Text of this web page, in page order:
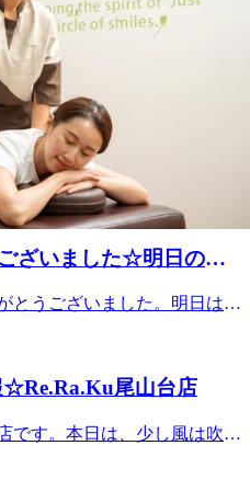
尾山台店
です。今日からお盆休みの連
しもあってとてもいいお天気
くださいね☆Re.Ra.Ku尾山台
ています！ ★。☆。★。☆。
★．．．【本日の空き情
るお時間がございます！ご
約状況はその都度変化致し
『肩甲骨ストレッチ＆骨
体ファンからも人気のリラク
うボディケアで、お身体リ
気＃肩こり・腰痛＃骨盤スト
ざいました☆明日のご
とうございました。明日は１
ッチ＆骨盤ストレッチ』をと
のリラク系ボディケア♪ ＃東
ッサージファンにも大人
☆Re.Ra.Ku尾山台店
です。本日は、少し風は吹い
日も笑顔で皆さまのご来店を